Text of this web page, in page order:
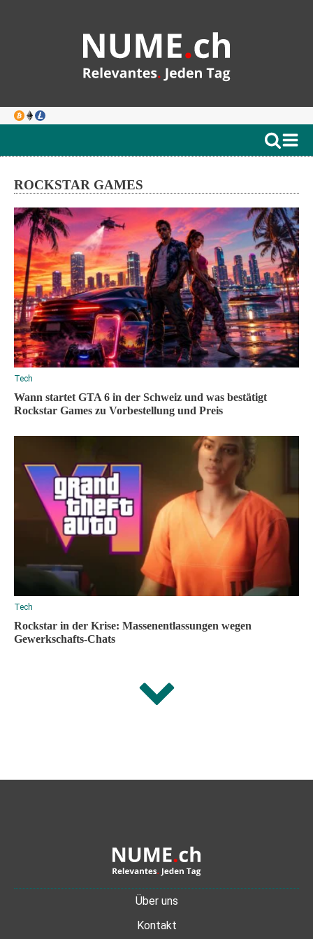
ROCKSTAR GAMES
Tech
Wann startet GTA 6 in der Schweiz und was bestätigt
Rockstar Games zu Vorbestellung und Preis
Tech
Rockstar in der Krise: Massenentlassungen wegen
Gewerkschafts-Chats
Über uns
Kontakt